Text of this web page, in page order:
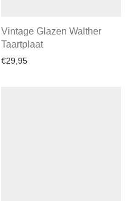
Vintage Glazen Walther
Taartplaat
€29,95